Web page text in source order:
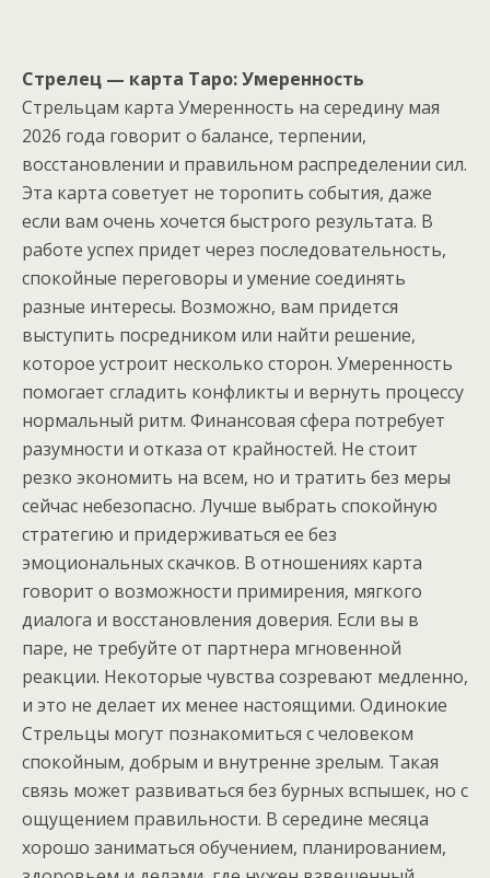
Стрелец — карта Таро: Умеренность
Стрельцам карта Умеренность на середину мая
2026 года говорит о балансе, терпении,
восстановлении и правильном распределении сил.
Эта карта советует не торопить события, даже
если вам очень хочется быстрого результата. В
работе успех придет через последовательность,
спокойные переговоры и умение соединять
разные интересы. Возможно, вам придется
выступить посредником или найти решение,
которое устроит несколько сторон. Умеренность
помогает сгладить конфликты и вернуть процессу
нормальный ритм. Финансовая сфера потребует
разумности и отказа от крайностей. Не стоит
резко экономить на всем, но и тратить без меры
сейчас небезопасно. Лучше выбрать спокойную
стратегию и придерживаться ее без
эмоциональных скачков. В отношениях карта
говорит о возможности примирения, мягкого
диалога и восстановления доверия. Если вы в
паре, не требуйте от партнера мгновенной
реакции. Некоторые чувства созревают медленно,
и это не делает их менее настоящими. Одинокие
Стрельцы могут познакомиться с человеком
спокойным, добрым и внутренне зрелым. Такая
связь может развиваться без бурных вспышек, но с
ощущением правильности. В середине месяца
хорошо заниматься обучением, планированием,